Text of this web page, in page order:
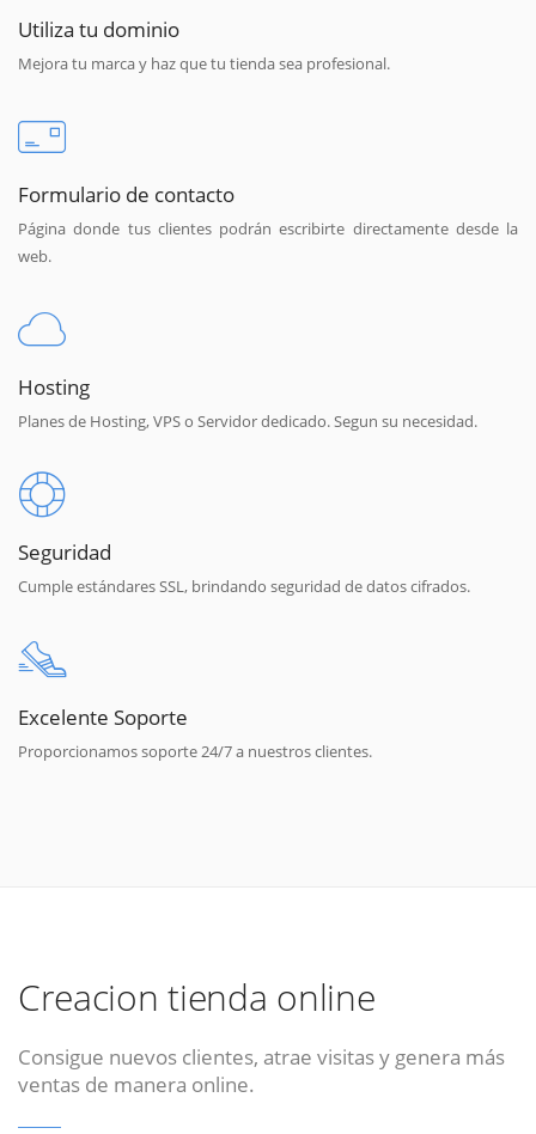
Utiliza tu dominio
Mejora tu marca y haz que tu tienda sea profesional.
Formulario de contacto
Página donde tus clientes podrán escribirte directamente desde la
web.
Hosting
Planes de Hosting, VPS o Servidor dedicado. Segun su necesidad.
Seguridad
Cumple estándares SSL, brindando seguridad de datos cifrados.
Excelente Soporte
Proporcionamos soporte 24/7 a nuestros clientes.
Creacion tienda online
Consigue nuevos clientes, atrae visitas y genera más
ventas de manera online.